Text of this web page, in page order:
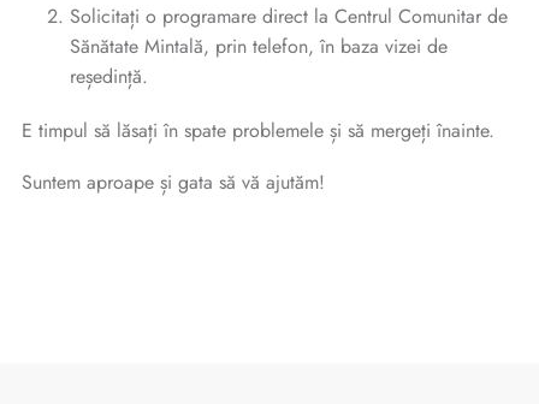
Solicitați o programare direct la Centrul Comunitar de
Sănătate Mintală, prin telefon, în baza vizei de
reședință.
E timpul să lăsați în spate problemele și să mergeți înainte.
Suntem aproape și gata să vă ajutăm!